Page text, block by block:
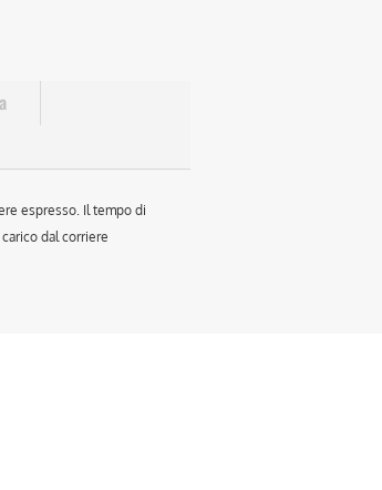
espresso. Il tempo di
dal corriere